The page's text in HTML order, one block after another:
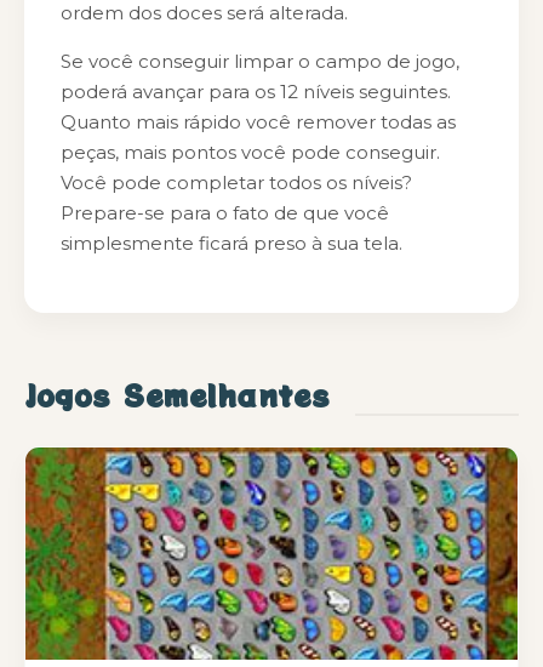
ordem dos doces será alterada.
Se você conseguir limpar o campo de jogo,
poderá avançar para os 12 níveis seguintes.
Quanto mais rápido você remover todas as
peças, mais pontos você pode conseguir.
Você pode completar todos os níveis?
Prepare-se para o fato de que você
simplesmente ficará preso à sua tela.
Jogos Semelhantes